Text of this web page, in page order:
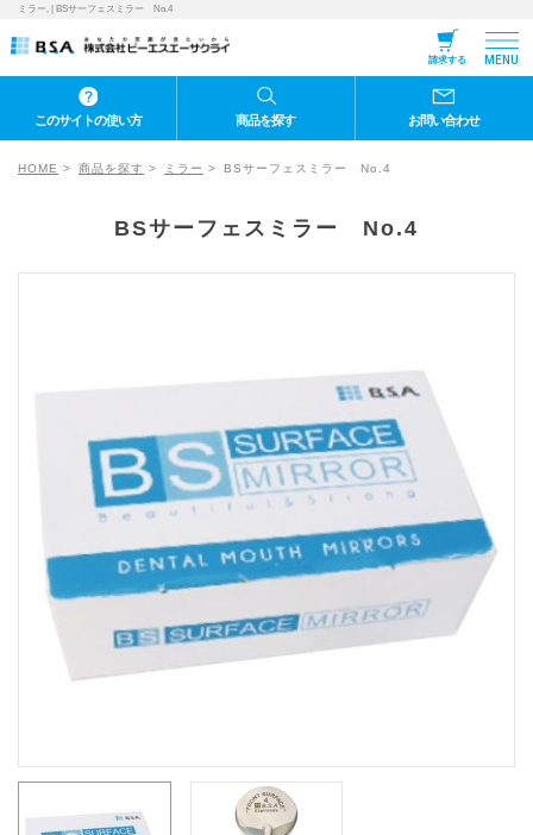
ミラー, | BSサーフェスミラー No.4
請求する MENU
このサイトの使い方 商品を探す お問い合わせ
HOME 商品を探す ミラー BSサーフェスミラー No.4
BSサーフェスミラー No.4